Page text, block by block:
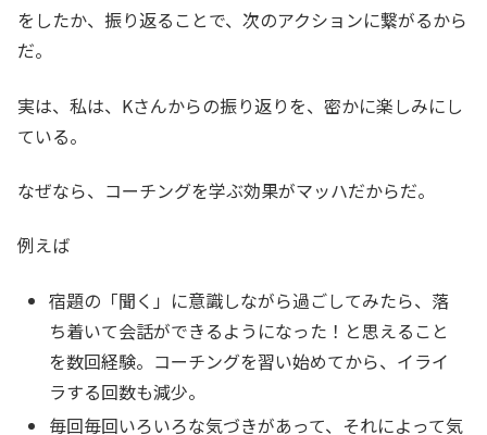
をしたか、振り返ることで、次のアクションに繋がるから
だ。
実は、私は、Kさんからの振り返りを、密かに楽しみにし
ている。
なぜなら、コーチングを学ぶ効果がマッハだからだ。
例えば
宿題の「聞く」に意識しながら過ごしてみたら、落
ち着いて会話ができるようになった！と思えること
を数回経験。コーチングを習い始めてから、イライ
ラする回数も減少。
毎回毎回いろいろな気づきがあって、それによって気